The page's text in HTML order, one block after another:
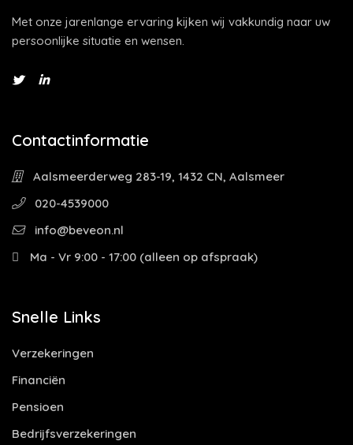
Met onze jarenlange ervaring kijken wij vakkundig naar uw
persoonlijke situatie en wensen.
Contactinformatie
Aalsmeerderweg 283-19, 1432 CN, Aalsmeer
020-4539000
info@beveon.nl
Ma - Vr 9:00 - 17:00 (alleen op afspraak)
Snelle Links
Verzekeringen
Financiën
Pensioen
Bedrijfsverzekeringen